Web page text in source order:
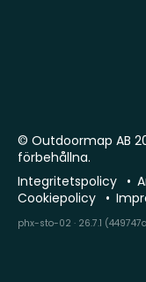
© Outdoormap AB
förbehållna.
Integritetspolicy
Cookiepolicy
phx-sto-02 · 26.7.1